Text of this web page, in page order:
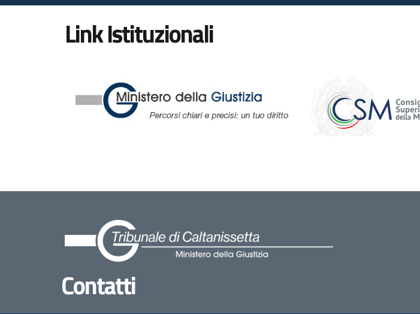
Link Istituzionali
Contatti